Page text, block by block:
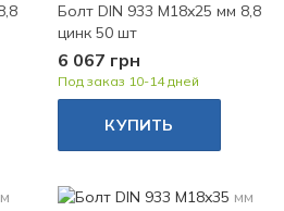
Болт DIN 933 M18x25 мм 8,8
цинк 50 шт
6 067 грн
Под заказ 10-14 дней
КУПИТЬ